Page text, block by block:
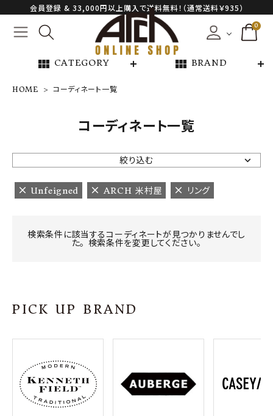
会員登録 & 33,000円以上購入で送料無料！（通常送料￥935）
0
view_module CATEGORY view_module BRAND
NEW ARRIVAL
ARCH EXCLUSIVE
BRAND
INFORMATION
ご利用ガイド
プライバシーポリシー
特定商取引法について
お問い合わせ
HOME コーディネート一覧
コーディネート一覧
絞り込む
Unfeigned ARCH 米村屋 リング
検索条件に該当するコーディネートが見つかりませんでし
た。 検索条件を変更してください。
PICK UP BRAND